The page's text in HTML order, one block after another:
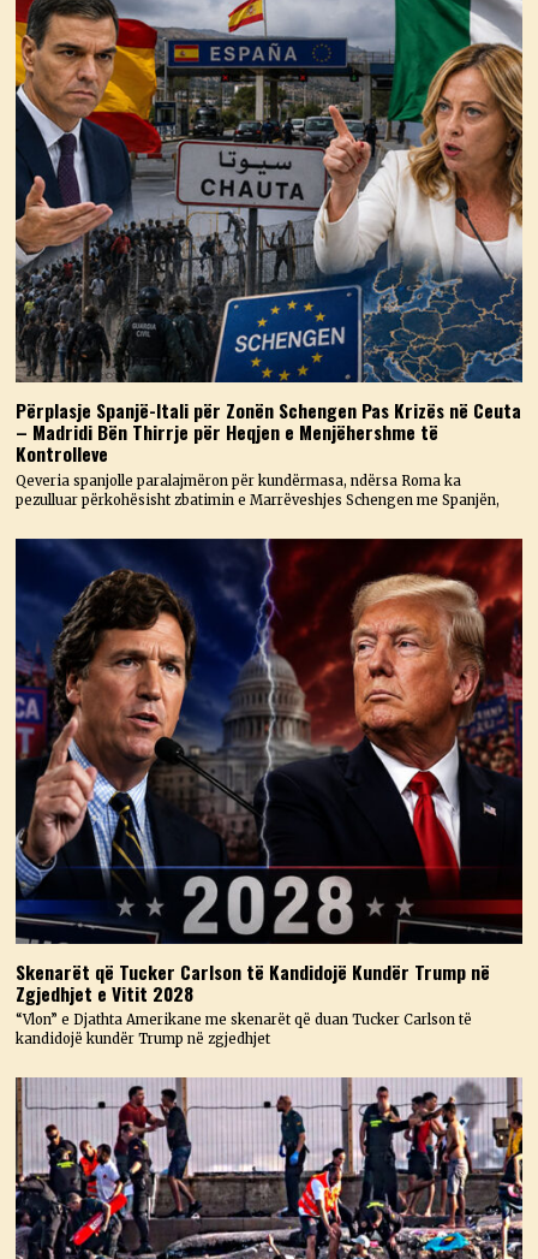
Përplasje Spanjë-Itali për Zonën Schengen Pas Krizës në Ceuta
– Madridi Bën Thirrje për Heqjen e Menjëhershme të
Kontrolleve
Qeveria spanjolle paralajmëron për kundërmasa, ndërsa Roma ka
pezulluar përkohësisht zbatimin e Marrëveshjes Schengen me Spanjën,
Skenarët që Tucker Carlson të Kandidojë Kundër Trump në
Zgjedhjet e Vitit 2028
“Vlon” e Djathta Amerikane me skenarët që duan Tucker Carlson të
kandidojë kundër Trump në zgjedhjet